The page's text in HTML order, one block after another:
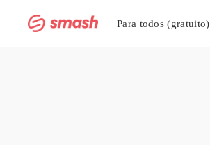
Para todos (gratuito)